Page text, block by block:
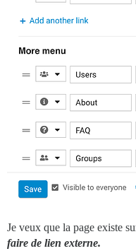
Je veux que la page existe
faire de lien externe.